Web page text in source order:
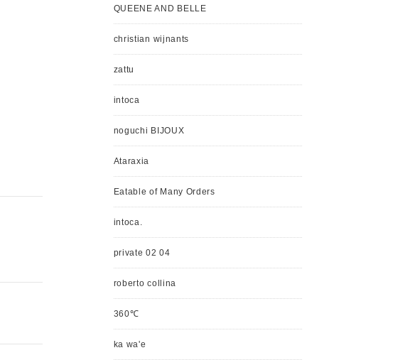
QUEENE AND BELLE
christian wijnants
zattu
intoca
noguchi BIJOUX
Ataraxia
Eatable of Many Orders
intoca.
private 02 04
roberto collina
360℃
ka wa'e